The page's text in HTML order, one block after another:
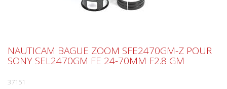
NAUTICAM BAGUE ZOOM SFE2470GM-Z POUR
SONY SEL2470GM FE 24-70MM F2.8 GM
37151